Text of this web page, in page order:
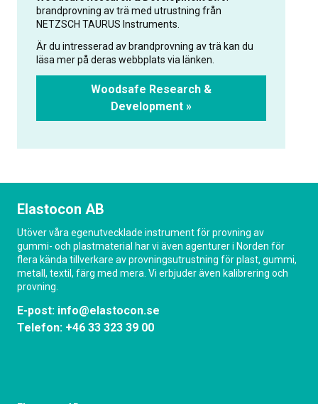
brandprovning av trä med utrustning från
NETZSCH TAURUS Instruments.
Är du intresserad av brandprovning av trä kan du
läsa mer på deras webbplats via länken.
Woodsafe Research &
Development »
Elastocon AB
Utöver våra egenutvecklade instrument för provning av
gummi- och plastmaterial har vi även agenturer i Norden för
flera kända tillverkare av provningsutrustning för plast, gummi,
metall, textil, färg med mera. Vi erbjuder även kalibrering och
provning.
E-post: info@elastocon.se
Telefon: +46 33 323 39 00